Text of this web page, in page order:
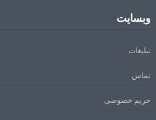
وبسایت
تبلیغات
تماس
حریم خصوصی